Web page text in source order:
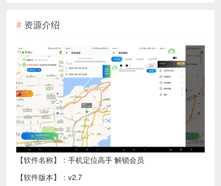
资源介绍
【软件名称】：手机定位高手 解锁会员
【软件版本】：v2.7